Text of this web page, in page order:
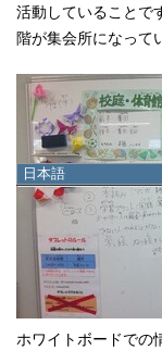
日本語
日本語
English
한국어
简体中文
繁體中文
活動していることで
階が集会所になって
ホワイトボードでの